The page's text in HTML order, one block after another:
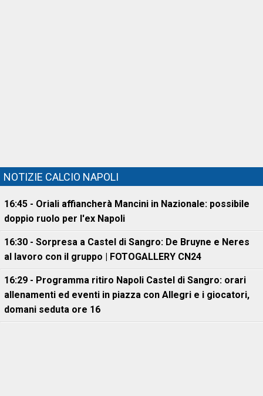
NOTIZIE CALCIO NAPOLI
16:45 - Oriali affiancherà Mancini in Nazionale: possibile
doppio ruolo per l'ex Napoli
16:30 - Sorpresa a Castel di Sangro: De Bruyne e Neres
al lavoro con il gruppo | FOTOGALLERY CN24
16:29 - Programma ritiro Napoli Castel di Sangro: orari
allenamenti ed eventi in piazza con Allegri e i giocatori,
domani seduta ore 16